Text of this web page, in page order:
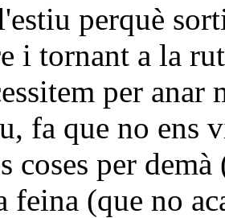
perquè
i tornant a la
per
fa que no ens
coses per
feina (que no